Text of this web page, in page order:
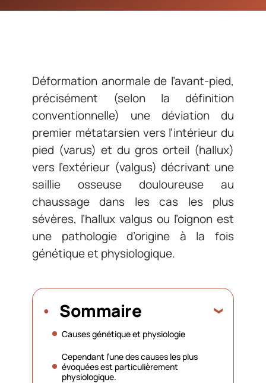
Déformation anormale de l’avant-pied,
précisément (selon la définition
conventionnelle) une déviation du
premier métatarsien vers l’intérieur du
pied (varus) et du gros orteil (hallux)
vers l’extérieur (valgus) décrivant une
saillie osseuse douloureuse au
chaussage dans les cas les plus
sévères, l’hallux valgus ou l’oignon est
une pathologie d’origine à la fois
génétique et physiologique.
Sommaire
Causes génétique et physiologie
Cependant l’une des causes les plus
évoquées est particulièrement
physiologique.